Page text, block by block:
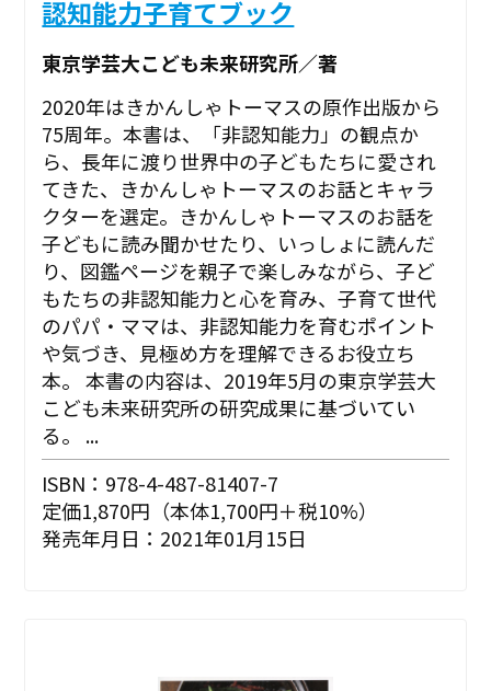
認知能力子育てブック
東京学芸大こども未来研究所／著
2020年はきかんしゃトーマスの原作出版から
75周年。本書は、「非認知能力」の観点か
ら、長年に渡り世界中の子どもたちに愛され
てきた、きかんしゃトーマスのお話とキャラ
クターを選定。きかんしゃトーマスのお話を
子どもに読み聞かせたり、いっしょに読んだ
り、図鑑ページを親子で楽しみながら、子ど
もたちの非認知能力と心を育み、子育て世代
のパパ・ママは、非認知能力を育むポイント
や気づき、見極め方を理解できるお役立ち
本。 本書の内容は、2019年5月の東京学芸大
こども未来研究所の研究成果に基づいてい
る。 ...
ISBN：978-4-487-81407-7
定価1,870円（本体1,700円＋税10%）
発売年月日：2021年01月15日